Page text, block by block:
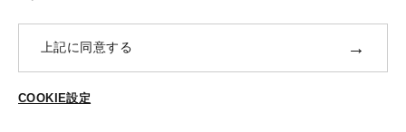
上記に同意する →
COOKIE設定